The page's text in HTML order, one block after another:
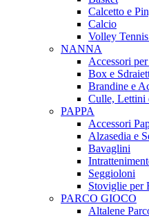
Calcetto e
Calcio
Volley
NANNA
Accessori
Box e
Brandine e
Culle, Lettini
PAPPA
Accessori
Alzasedia e
Bavaglini
Seggioloni
Stoviglie per
PARCO GIOCO
Altalene